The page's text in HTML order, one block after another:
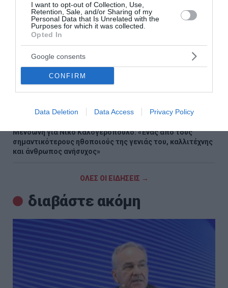
I want to opt-out of Collection, Use,
Retention, Sale, and/or Sharing of my
Personal Data that Is Unrelated with the
Purposes for which it was collected.
Opted In
Google consents
CONFIRM
Data Deletion Data Access Privacy Policy
«Τουρισμός για Όλους»: Ανοιχτή η πλατφόρμα για όλα τα
ΑΦΜ – Πώς θα πάρουμε voucher έως 600 ευρώ
Πόρτο Χέλι: Νεκρή 64χρονη ιδιοκτήτρια ξενοδοχείου
Ευρωπαϊκό στίβου: Πέταξε για τον τελικό ο Τεντόγλου με
«Συγγνώμη που δεν κατάφερα να σε προστατεύσω»
Μενδώνη για Νίκο Καλογερόπουλο: «Ένας από τους
σημαντικότερους ηθοποιούς της γενιάς του, καλλιτέχνης
και άνθρωπος ανήσυχος»
ΟΛΕΣ ΟΙ ΕΙΔΗΣΕΙΣ →
διαβάστε ακόμη